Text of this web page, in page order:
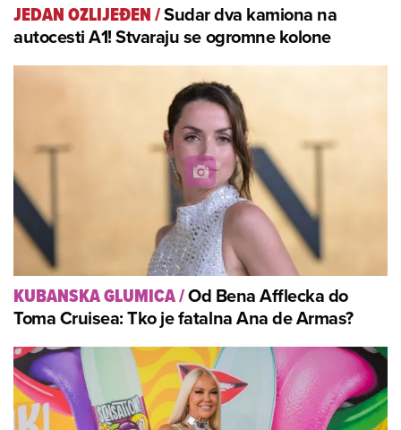
JEDAN OZLIJEĐEN/Sudar dva kamiona na
autocesti A1! Stvaraju se ogromne kolone
KUBANSKA GLUMICA/Od Bena Afflecka do
Toma Cruisea: Tko je fatalna Ana de Armas?